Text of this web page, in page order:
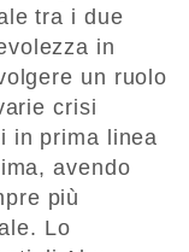
tra i due
in
un ruolo
crisi
in prima linea
avendo
più
Lo